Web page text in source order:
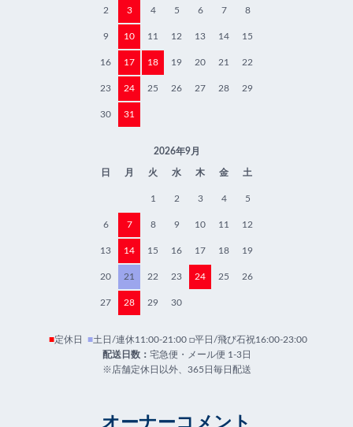
2 3 4 5 6 7 8
9 10 11 12 13 14 15
16 17 18 19 20 21 22
23 24 25 26 27 28 29
30 31
2026年9月
日 月 火 水 木 金 土
1 2 3 4 5
6 7 8 9 10 11 12
13 14 15 16 17 18 19
20 21 22 23 24 25 26
27 28 29 30
■定休日 ■土日/連休11:00-21:00 □平日/飛び石祝16:00-23:00
配送日数： 宅急便・メール便 1-3日
※店舗定休日以外、365日毎日配送
オーナーコメント